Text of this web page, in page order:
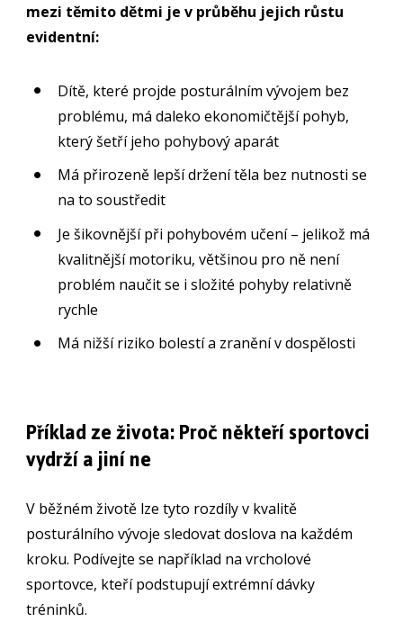
mezi těmito dětmi je v průběhu jejich růstu
evidentní:
Dítě, které projde posturálním vývojem bez
problému, má daleko ekonomičtější pohyb,
který šetří jeho pohybový aparát
Má přirozeně lepší držení těla bez nutnosti se
na to soustředit
Je šikovnější při pohybovém učení – jelikož má
kvalitnější motoriku, většinou pro ně není
problém naučit se i složité pohyby relativně
rychle
Má nižší riziko bolestí a zranění v dospělosti
Příklad ze života: Proč někteří sportovci
vydrží a jiní ne
V běžném životě lze tyto rozdíly v kvalitě
posturálního vývoje sledovat doslova na každém
kroku. Podívejte se například na vrcholové
sportovce, kteří podstupují extrémní dávky
tréninků.